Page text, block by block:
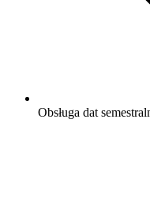
Obsługa dat